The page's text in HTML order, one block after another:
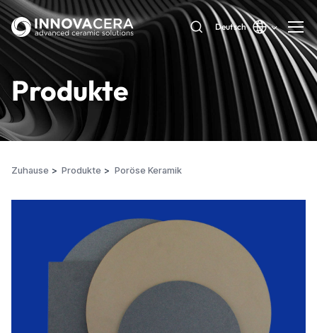
Deutsch
Produkte
Zuhause Produkte Poröse Keramik